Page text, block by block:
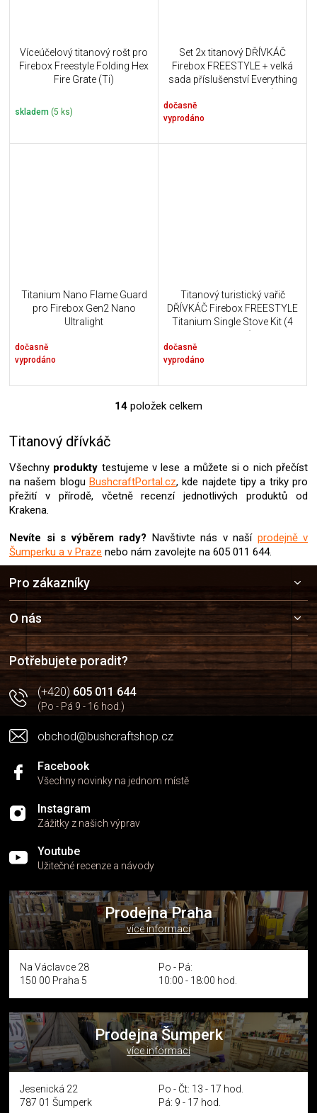
Víceúčelový titanový rošt pro
Firebox Freestyle Folding Hex
Fire Grate (Ti)
skladem (5 ks)
Set 2x titanový DŘÍVKÁČ
Firebox FREESTYLE + velká
sada příslušenství Everything
dočasně
vyprodáno
Titanium Nano Flame Guard
pro Firebox Gen2 Nano
Ultralight
dočasně
vyprodáno
Titanový turistický vařič
DŘÍVKÁČ Firebox FREESTYLE
Titanium Single Stove Kit (4
dočasně
vyprodáno
O
d
a
c
r
v
k
ý
p
i
s
u
14 položek celkem
Titanový dřívkáč
Všechny produkty testujeme v lese a můžete si o nich přečíst
na našem blogu BushcraftPortal.cz, kde najdete tipy a triky pro
přežití v přírodě, včetně recenzí jednotlivých produktů od
Krakena.
Nevíte si s výběrem rady? Navštivte nás v naší prodejně v
Šumperku a v Praze nebo nám zavolejte na 605 011 644.
a
t
í
Pro zákazníky
O nás
Potřebujete poradit?
(+420)605 011 644
(Po - Pá 9 - 16 hod.)
obchod@bushcraftshop.cz
Facebook
Všechny novinky na jednom místě
Instagram
Zážitky z našich výprav
Youtube
Užitečné recenze a návody
Prodejna Praha
více informací
Na Václavce 28
150 00 Praha 5
Po - Pá:
10:00 - 18:00 hod.
Prodejna Šumperk
více informací
Jesenická 22
787 01 Šumperk
Po - Čt: 13 - 17 hod.
Pá: 9 - 17 hod.